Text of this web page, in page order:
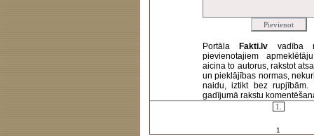
Portāla Fakti.lv vadība
pievienotajiem
aicina to autorus, rakstot
un pieklājības normas,
naidu, iztikt bez rupjībām.
gadījumā rakstu
1.
1